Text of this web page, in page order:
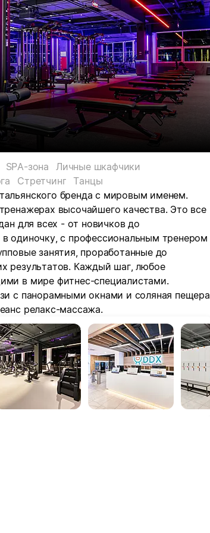
SPA-зона
Личные шкафчики
Стретчинг
Танцы
бренда с мировым именем.
высочайшего качества. Это все
для всех - от новичков до
одиночку, с профессиональным тренером
занятия, проработанные до
результатов. Каждый шаг, любое
в мире фитнес-специалистами.
с панорамными окнами и соляная пещера
релакс-массажа.